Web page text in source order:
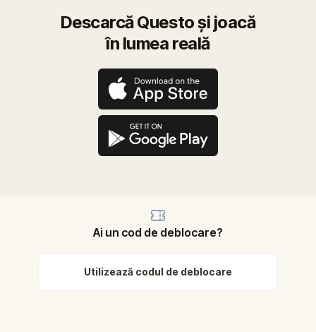
Descarcă Questo și joacă
în lumea reală
Ai un cod de deblocare?
Utilizează codul de deblocare